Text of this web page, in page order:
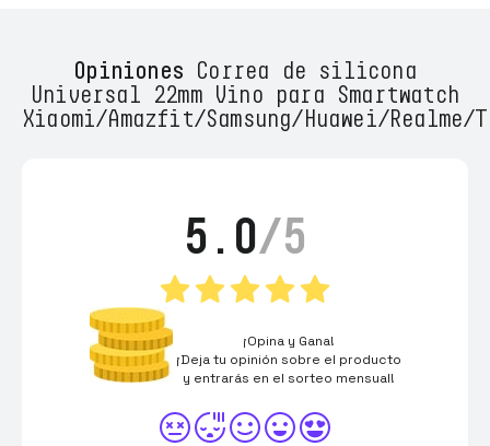
Opiniones Correa de silicona
Universal 22mm Vino para Smartwatch
Xiaomi/Amazfit/Samsung/Huawei/Realme/
5.0/5
¡Opina y Gana!
¡Deja tu opinión sobre el producto
y entrarás en el sorteo mensual!